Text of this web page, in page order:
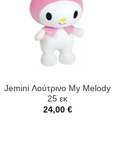
Jemini Λούτρινο My Melody
25 εκ
24,00 €